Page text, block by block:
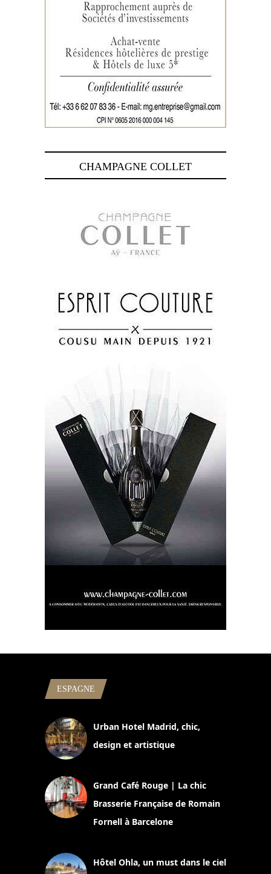
CHAMPAGNE COLLET
ESPAGNE
Urban Hotel Madrid, chic,
design et artistique
Grand Café Rouge | La chic
Brasserie Française de Romain
Fornell à Barcelone
Hôtel Ohla, un must dans le ciel